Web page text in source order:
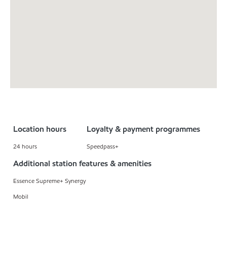
Location hours
24 hours
Loyalty & payment programmes
Speedpass+
Additional station features & amenities
Essence Supreme+ Synergy
Mobil